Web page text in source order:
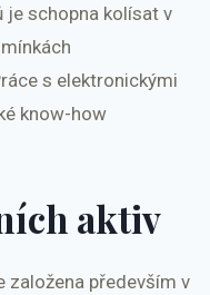
schopna kolísat v
s elektronickými
know-how
aktiv
založena především v